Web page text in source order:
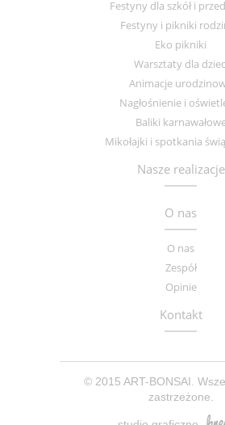
Festyny dla szkół i
Festyny i pikniki
Eko pikniki
Warsztaty dla
Animacje
Nagłośnienie i
Baliki
Mikołajki i spotkania
Nasze realizacje
O nas
O nas
Zespół
Opinie
Kontakt
© 2015 ART-BONSAI.
zastrzeżone.